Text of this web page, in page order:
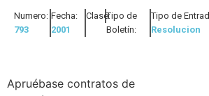
Numero:
793
Fecha:
2001
Clase:Tipo de
Boletín:
Tipo de
Resolucion
Apruébase contratos de